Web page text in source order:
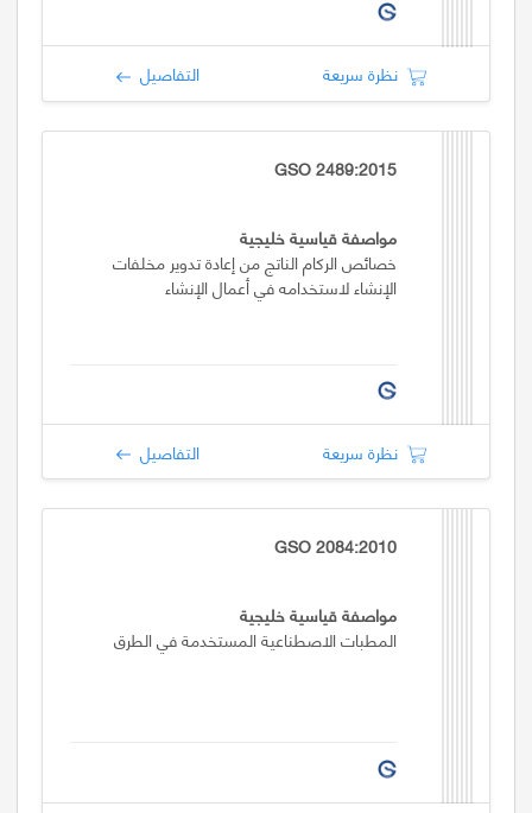
نظرة سريعة التفاصيل
GSO 2489:2015
مواصفة قياسية خليجية
خصائص الركام الناتج من إعادة تدوير مخلفات
الإنشاء لاستخدامه في أعمال الإنشاء
نظرة سريعة التفاصيل
GSO 2084:2010
مواصفة قياسية خليجية
المطبات الاصطناعية المستخدمة في الطرق